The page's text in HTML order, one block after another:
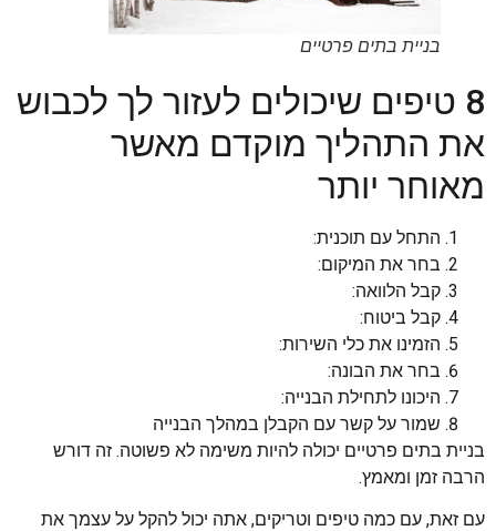
בניית בתים פרטיים
8 טיפים שיכולים לעזור לך לכבוש
את התהליך מוקדם מאשר
מאוחר יותר
התחל עם תוכנית:
בחר את המיקום:
קבל הלוואה:
קבל ביטוח:
הזמינו את כלי השירות:
בחר את הבונה:
היכונו לתחילת הבנייה:
שמור על קשר עם הקבלן במהלך הבנייה
בניית בתים פרטיים יכולה להיות משימה לא פשוטה. זה דורש
הרבה זמן ומאמץ.
עם זאת, עם כמה טיפים וטריקים, אתה יכול להקל על עצמך את